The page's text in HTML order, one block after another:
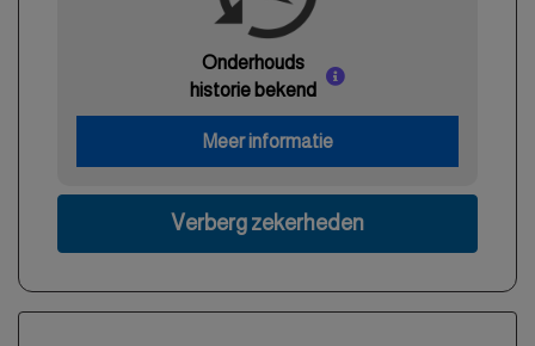
Onderhouds
historie bekend
Meer informatie
Verberg zekerheden